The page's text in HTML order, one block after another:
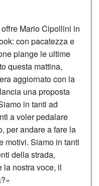
Mario Cipollini in
con pacatezza e
piange le ultime
questa mattina,
aggiornato con la
una proposta
in tanti ad
a voler pedalare
per andare a fare la
motivi. Siamo in tanti
della strada,
la nostra voce, il